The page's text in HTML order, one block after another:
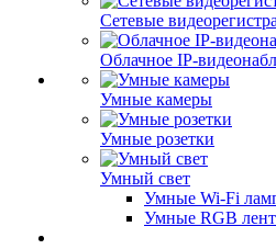
Сетевые
Облачное IP-
Умные камеры
Умные розетки
Умный свет
Умные Wi-Fi
Умные RGB